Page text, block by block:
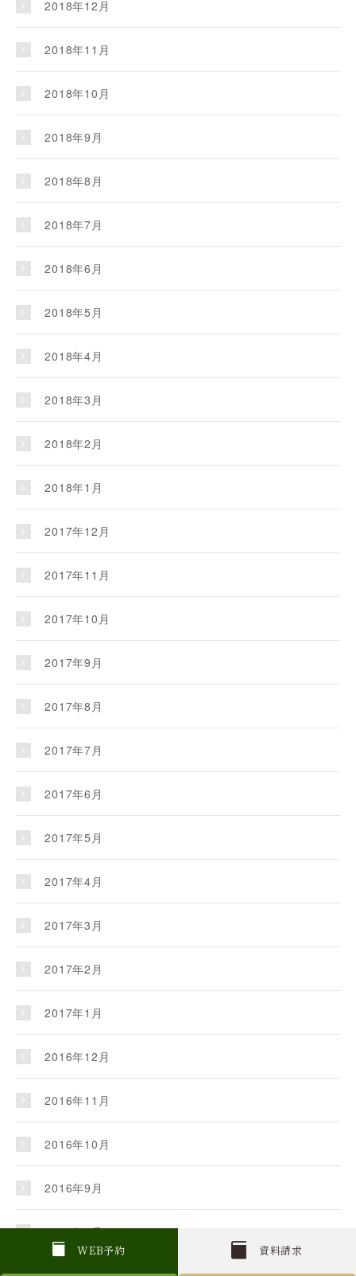
W EB予約 資料請求
2018年12月
2018年11月
2018年10月
2018年9月
2018年8月
2018年7月
2018年6月
2018年5月
2018年4月
2018年3月
2018年2月
2018年1月
2017年12月
2017年11月
2017年10月
2017年9月
2017年8月
2017年7月
2017年6月
2017年5月
2017年4月
2017年3月
2017年2月
2017年1月
2016年12月
2016年11月
2016年10月
2016年9月
2016年8月